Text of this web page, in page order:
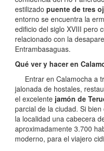
estilizado puente de tres
entorno se encuentra la
edificio del siglo XVIII pero
relacionado con la
Entrambasaguas.
Qué ver y hacer en
Entrar en Calamocha a
jalonada de hostales,
el excelente jamón de
parcial de la ciudad. Si
la localidad una cabecera
aproximadamente 3.700
moderno, para el viajero